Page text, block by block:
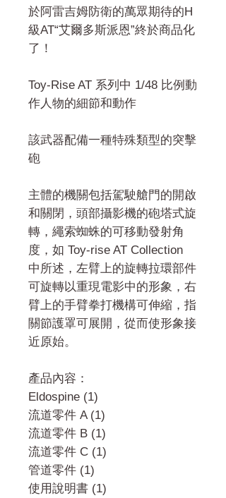
於阿雷吉姆防衛的萬眾期待的H
級AT“艾爾多斯派恩”終於商品化
了！
Toy-Rise AT 系列中 1/48 比例動
作人物的細節和動作
該武器配備一種特殊類型的突擊
砲
主體的機關包括駕駛艙門的開啟
和關閉，頭部攝影機的砲塔式旋
轉，繩索蜘蛛的可移動發射角
度，如 Toy-rise AT Collection
中所述，左臂上的旋轉拉環部件
可旋轉以重現電影中的形象，右
臂上的手臂拳打機構可伸縮，指
關節護罩可展開，從而使形象接
近原始。
產品內容 ：
Eldospine (1)
流道零件 A (1)
流道零件 B (1)
流道零件 C (1)
管道零件 (1)
使用說明書 (1)